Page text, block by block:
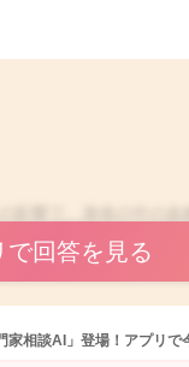
め、余った糖分が尿に
。 一般的に、妊娠糖
すよ。お茶の種類や食
で回答を見る
家相談AI」登場！アプリで